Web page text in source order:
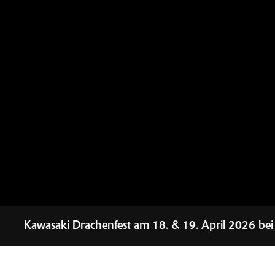
Drachenfest am 18. & 19. April 2026 bei Schriewer